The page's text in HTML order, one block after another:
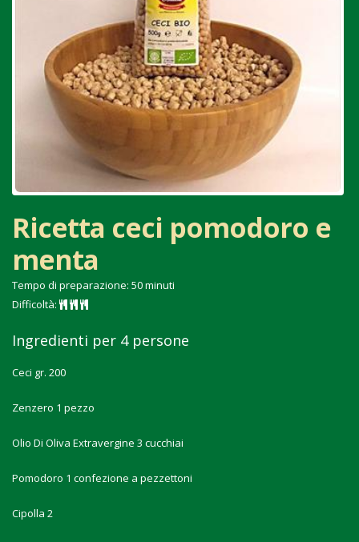
Ricetta ceci pomodoro e
menta
Tempo di preparazione: 50 minuti
Difficoltà:
Ingredienti per 4 persone
Ceci gr. 200
Zenzero 1 pezzo
Olio Di Oliva Extravergine 3 cucchiai
Pomodoro 1 confezione a pezzettoni
Cipolla 2